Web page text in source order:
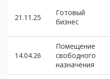
21.11.25
Готовый
бизнес
14.04.26
Помещение
свободного
назначения